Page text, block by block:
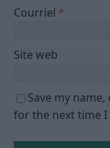
Courriel *
Site web
Save my
for the next time